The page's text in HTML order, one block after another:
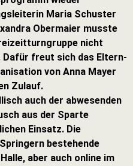
Maria Schuster
Obermaier musste
nicht
freut sich das Eltern-
von Anna Mayer
Zulauf.
auch der abwesenden
aus der Sparte
Einsatz. Die
bestehende
aber auch online im